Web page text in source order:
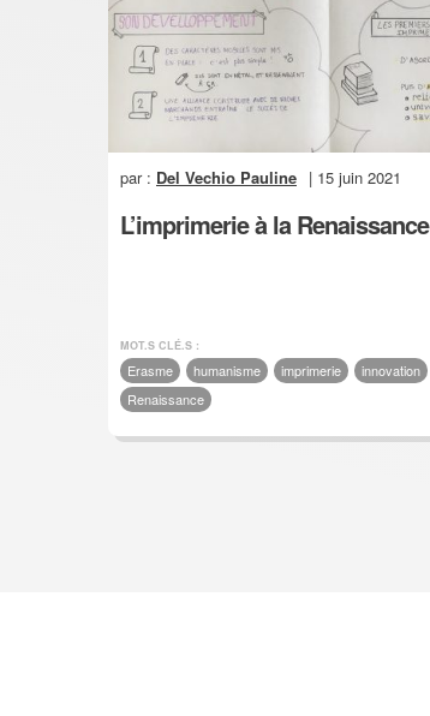
par : Del Vechio Pauline | 15 juin 2021
L’imprimerie à la Renaissance
MOT.S CLÉ.S :
Erasme humanisme imprimerie innovation
Renaissance